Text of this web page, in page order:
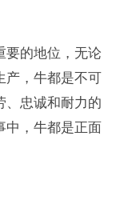
要的地位，无论
产，牛都是不可
、忠诚和耐力的
中，牛都是正面